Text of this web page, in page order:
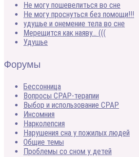
Не могу пошевелиться во сне
Не могу проснуться без помощи!!!
удушье и онемение тела во сне
Мерещится как наяву… (((
Удушье
Форумы
Бессонница
Вопросы CPAP-терапии
Выбор и использование CPAP
Инсомния
Нарколепсия
Нарушения сна у пожилых людей
Общие темы
Проблемы со сном у детей